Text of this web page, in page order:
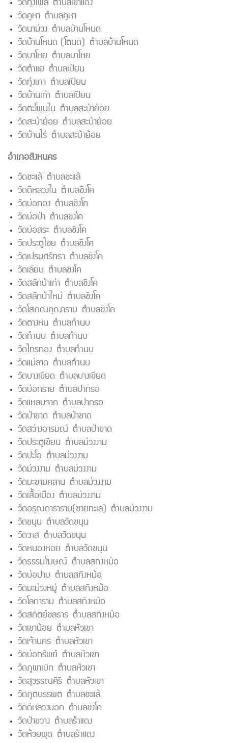
วัดคูหา ตำบลคูหา
วัดนาม่วง ตำบลบ้านโหนด
วัดบ้านโหนด (โตนด) ตำบลบ้านโหนด
วัดบาโหย ตำบลบาโหย
วัดตำแย ตำบลเปียน
วัดทุ่งเภา ตำบลเปียน
วัดบ้านเก่า ตำบลเปียน
วัดตะโพนใน ตำบลสะบ้าย้อย
วัดสะบ้าย้อย ตำบลสะบ้าย้อย
วัดบ้านไร่ ตำบลสะบ้าย้อย
อำเภอสิงหนคร
วัดชะแล้ ตำบลชะแล้
วัดดีหลวงใน ตำบลชิงโค
วัดบ่อทอง ตำบลชิงโค
วัดบ่อป่า ตำบลชิงโค
วัดบ่อสระ ตำบลชิงโค
วัดประตูไชย ตำบลชิงโค
วัดเปรมศรัทธา ตำบลชิงโค
วัดเลียบ ตำบลชิงโค
วัดสลักป่าเก่า ตำบลชิงโค
วัดสลักป่าใหม่ ตำบลชิงโค
วัดโสภณคุณาราม ตำบลชิงโค
วัดตางหน ตำบลทำนบ
วัดทำนบ ตำบลทำนบ
วัดไทรทอง ตำบลทำนบ
วัดแม่ลาด ตำบลทำนบ
วัดบางเขียด ตำบลบางเขียด
วัดบ่อทราย ตำบลปากรอ
วัดแหลมจาก ตำบลปากรอ
วัดป่าขาด ตำบลป่าขาด
วัดสว่างอารมณ์ ตำบลป่าขาด
วัดประตูเขียน ตำบลม่วงงาม
วัดปะโอ ตำบลม่วงงาม
วัดม่วงงาม ตำบลม่วงงาม
วัดมะขามคลาน ตำบลม่วงงาม
วัดเสื้อเมือง ตำบลม่วงงาม
วัดอรุณดาราราม(ชายทะเล) ตำบลม่วงงาม
วัดขนุน ตำบลวัดขนุน
วัดวาส ตำบลวัดขนุน
วัดหนองหอย ตำบลวัดขนุน
วัดธรรมโฆษณ์ ตำบลสทิงหม้อ
วัดบ่อปาบ ตำบลสทิงหม้อ
วัดมะม่วงหมู่ ตำบลสทิงหม้อ
วัดโลการาม ตำบลสทิงหม้อ
วัดสถิตย์ชลธาร ตำบลสทิงหม้อ
วัดเขาน้อย ตำบลหัวเขา
วัดเจ้านคร ตำบลหัวเขา
วัดบ่อทรัพย์ ตำบลหัวเขา
วัดภูผาเบิก ตำบลหัวเขา
วัดสุวรรณคีรี ตำบลหัวเขา
วัดภูตบรรพต ตำบลชะแล้
วัดดีหลวงนอก ตำบลชิงโค
วัดป่าขวาง ตำบลรำแดง
วัดห้วยพุด ตำบลรำแดง